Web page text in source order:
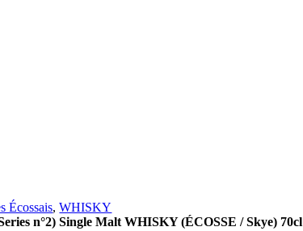
Écossais,WHISKY
n°2) Single Malt WHISKY (ÉCOSSE / Skye) 70cl